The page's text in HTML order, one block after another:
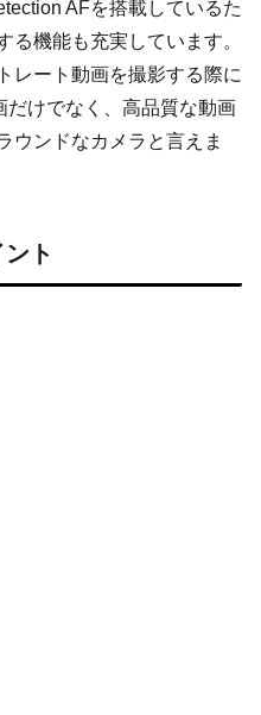
AFを搭載しているた
る機能も充実しています。
レート動画を撮影する際に
だけでなく、高品質な動画
ウンドなカメラと言えま
ト